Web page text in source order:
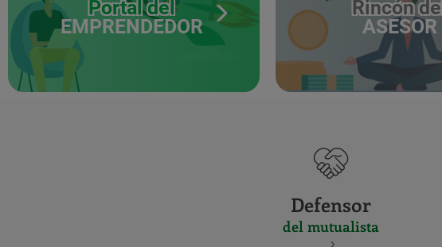
Portal del
EMPRENDEDOR
Rincón del
ASESOR
Defensor
del mutualista